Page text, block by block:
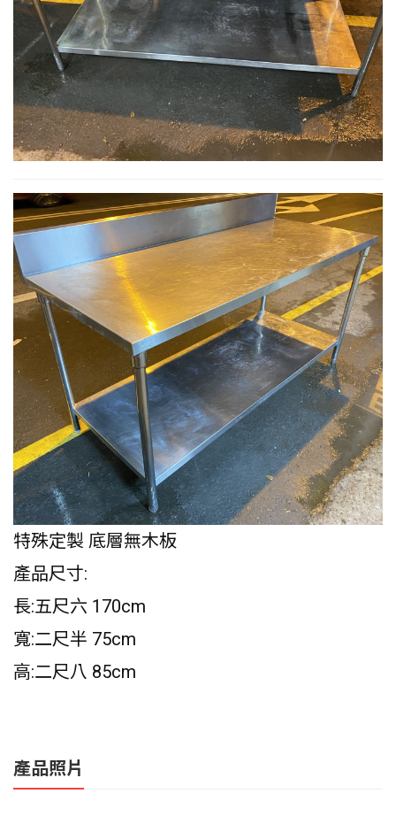
特殊定製 底層無木板
產品尺寸:
長:五尺六 170cm
寬:二尺半 75cm
高:二尺八 85cm
產品照片